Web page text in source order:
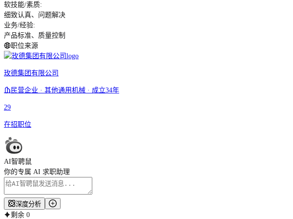
软技能/素质:
细致认真、问题解决
业务/经验:
产品标准、质量控制
职位来源
玫德集团有限公司
民营企业 · 其他通用机械 · 成立34年
29
在招职位
AI智聘鼠
你的专属 AI 求职助理
深度分析
剩余 0